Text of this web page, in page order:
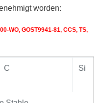
worden:
WO, GOST9941-81, CCS, TS,
C Si